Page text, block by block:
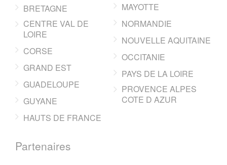
BRETAGNE
CENTRE VAL DE
LOIRE
CORSE
GRAND EST
GUADELOUPE
GUYANE
HAUTS DE FRANCE
MAYOTTE
NORMANDIE
NOUVELLE AQUITAINE
OCCITANIE
PAYS DE LA LOIRE
PROVENCE ALPES
COTE D AZUR
Partenaires